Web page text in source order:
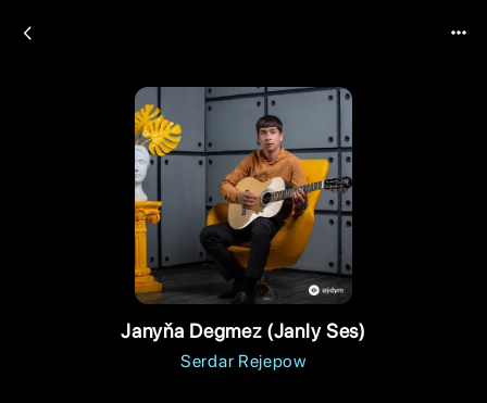
Janyňa Degmez (Janly Ses)
Serdar Rejepow